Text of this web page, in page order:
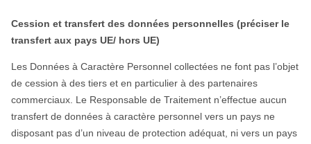
Cession et transfert des données personnelles (préciser le
transfert aux pays UE/ hors UE)
Les Données à Caractère Personnel collectées ne font pas l’objet
de cession à des tiers et en particulier à des partenaires
commerciaux. Le Responsable de Traitement n’effectue aucun
transfert de données à caractère personnel vers un pays ne
disposant pas d’un niveau de protection adéquat, ni vers un pays